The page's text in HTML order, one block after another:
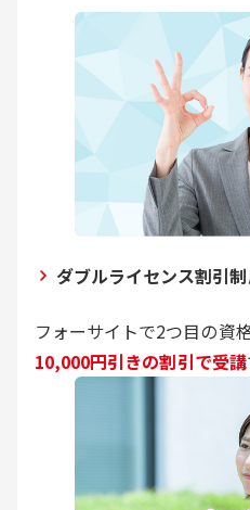
ダブルライセンス割引
フォーサイトで2つ目の資
10,000円引きの割引で受講